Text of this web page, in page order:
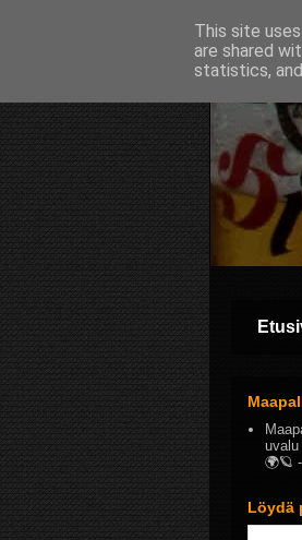
🌍🪐
Löydä
This site
are shared
statistics,